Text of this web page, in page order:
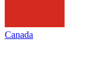
Canada